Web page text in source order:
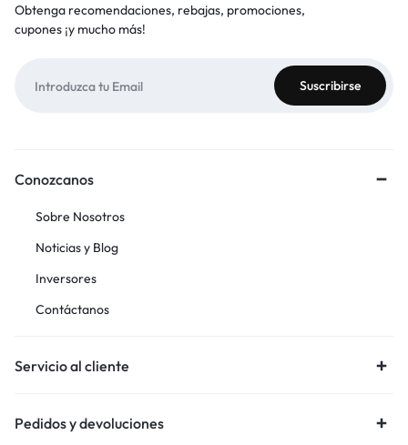
Obtenga recomendaciones, rebajas, promociones,
cupones ¡y mucho más!
Conozcanos
Sobre Nosotros
Noticias y Blog
Inversores
Contáctanos
Servicio al cliente
Pedidos y devoluciones